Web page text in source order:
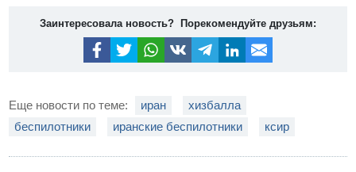
Заинтересовала новость? Порекомендуйте друзьям:
Еще новости по теме: иран
хизбалла
беспилотники
иранские беспилотники ксир